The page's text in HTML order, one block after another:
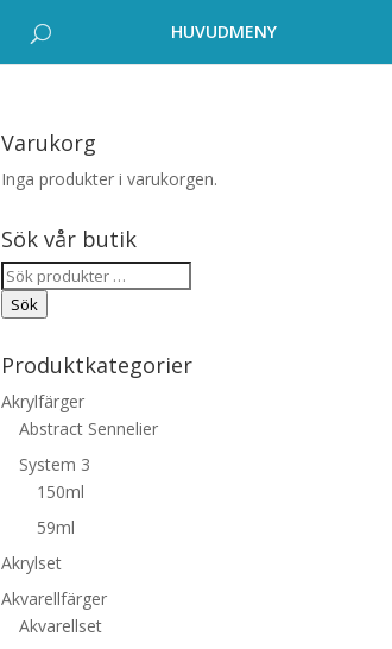
Varukorg
Inga produkter i varukorgen.
Sök vår butik
Sök
efter:
Sök
Produktkategorier
Akrylfärger
Abstract Sennelier
System 3
150ml
59ml
Akrylset
Akvarellfärger
Akvarellset